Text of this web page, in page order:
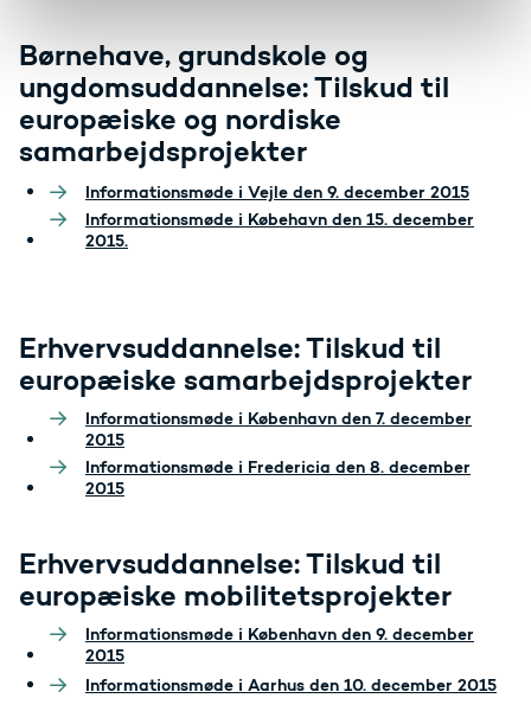
Børnehave, grundskole og
ungdomsuddannelse: Tilskud til
europæiske og nordiske
samarbejdsprojekter
Informationsmøde i Vejle den 9. december 2015
Informationsmøde i Købehavn den 15. december
2015.
Erhvervsuddannelse: Tilskud til
europæiske samarbejdsprojekter
Informationsmøde i København den 7. december
2015
Informationsmøde i Fredericia den 8. december
2015
Erhvervsuddannelse: Tilskud til
europæiske mobilitetsprojekter
Informationsmøde i København den 9. december
2015
Informationsmøde i Aarhus den 10. december 2015